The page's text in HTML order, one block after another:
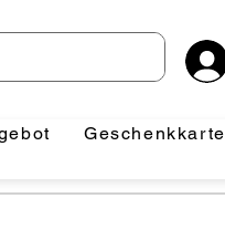
Geschenkkarte